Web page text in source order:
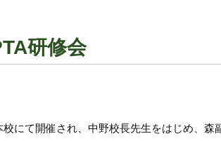
研修会
にて開催され、中野校長先生をはじめ、森